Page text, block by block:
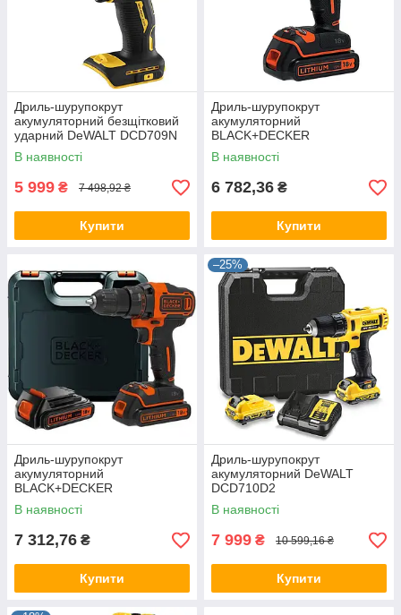
Дриль-шурупокрут
акумуляторний безщітковий
ударний DeWALT DCD709N
В наявності
5 999 ₴ 7 498,92 ₴
Купити
Дриль-шурупокрут
акумуляторний
BLACK+DECKER
BDCDC18KB
В наявності
6 782,36 ₴
Купити
Дриль-шурупокрут
акумуляторний
BLACK+DECKER
BDCDD186KB
В наявності
7 312,76 ₴
Купити
–25%
Дриль-шурупокрут
акумуляторний DeWALT
DCD710D2
В наявності
7 999 ₴ 10 599,16 ₴
Купити